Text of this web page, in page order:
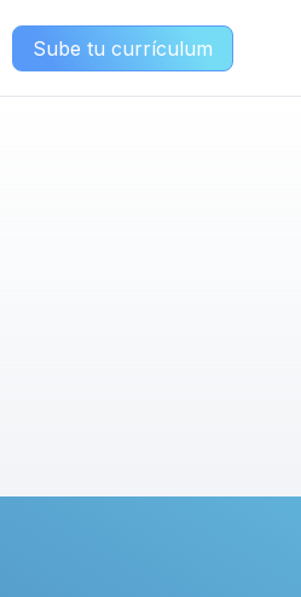
Sube tu currículum